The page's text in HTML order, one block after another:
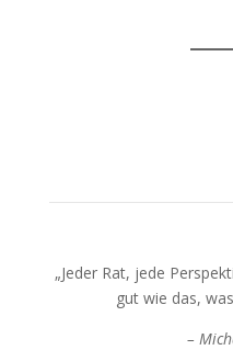
„Jeder Rat, jede
gut wie das,
–